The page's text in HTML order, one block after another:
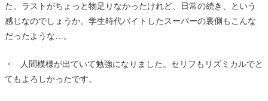
た。ラストがちょっと物足りなかったけれど、日常の続き、という
感じなのでしょうか。学生時代バイトしたスーパーの裏側もこんな
だったような…。
・ 人間模様が出ていて勉強になりました。セリフもリズミカルでと
てもよろしかったです。